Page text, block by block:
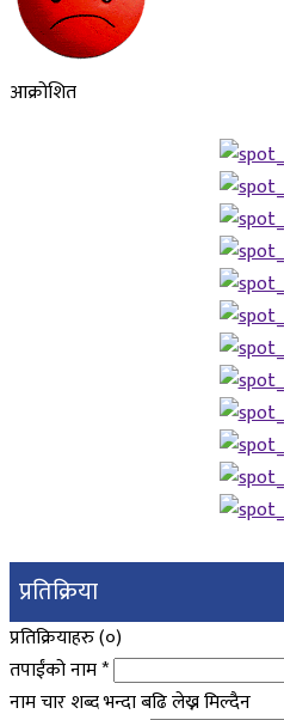
आक्रोशित
प्रतिक्रिया
प्रतिक्रियाहरु (०)
तपाईंको नाम*
नाम चार शब्द भन्दा बढि लेख्न मिल्दैन